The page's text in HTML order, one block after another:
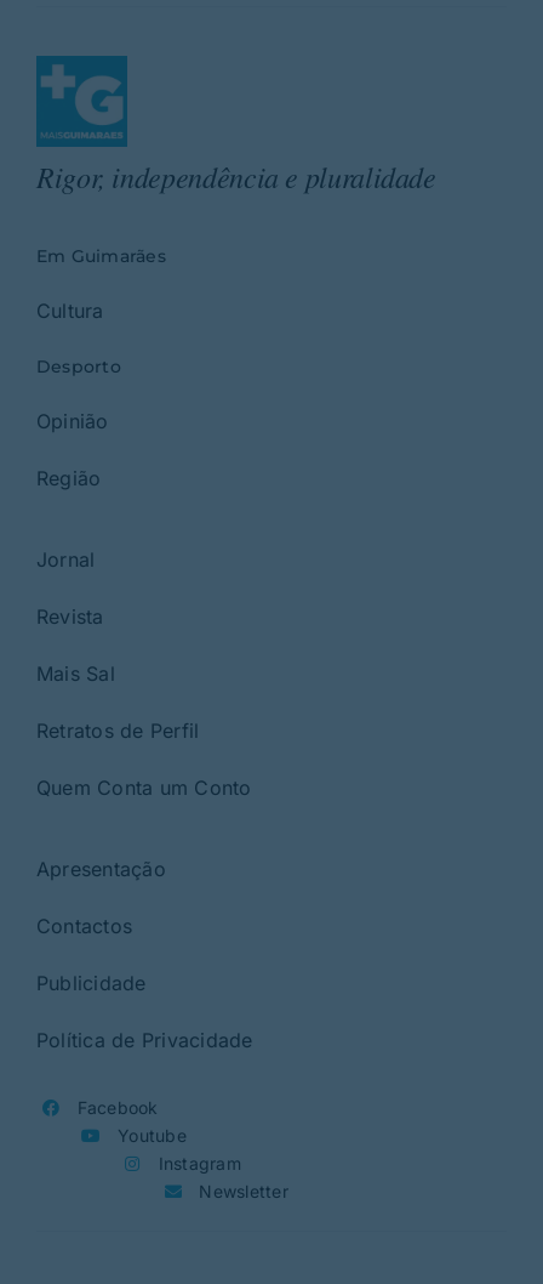
Rigor, independência e pluralidade
Em Guimarães
Cultura
Desporto
Opinião
Região
Jornal
Revista
Mais Sal
Retratos de Perfil
Quem Conta um Conto
Apresentação
Contactos
Publicidade
Política de Privacidade
Facebook
Youtube
Instagram
Newsletter